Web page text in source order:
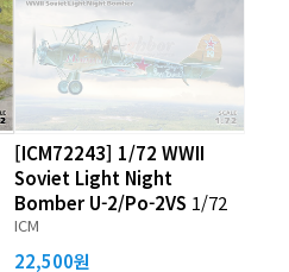
[ICM72243] 1/72 WWII
Soviet Light Night
Bomber U-2/Po-2VS 1/72
ICM
22,500원